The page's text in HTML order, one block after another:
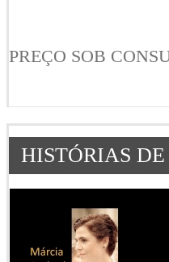
PREÇO SOB
HISTÓRIAS